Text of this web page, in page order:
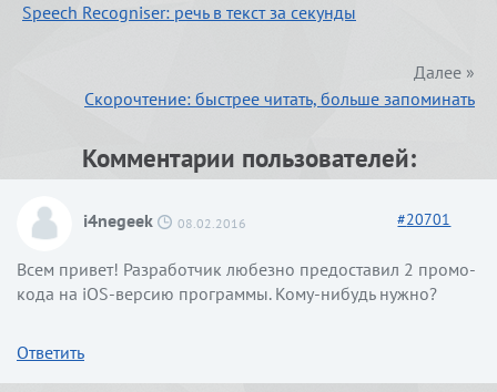
Speech Recogniser: речь в текст за секунды
Далее »
Скорочтение: быстрее читать, больше запоминать
Комментарии пользователей:
i4negeek 08.02.2016 #20701
Всем привет! Разработчик любезно предоставил 2 промо-
кода на iOS-версию программы. Кому-нибудь нужно?
Ответить